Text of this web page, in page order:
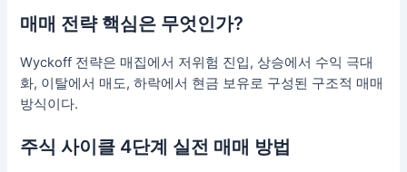
매매 전략 핵심은 무엇인가?
Wyckoff 전략은 매집에서 저위험 진입, 상승에서 수익 극대
화, 이탈에서 매도, 하락에서 현금 보유로 구성된 구조적 매매
방식이다.
주식 사이클 4단계 실전 매매 방법